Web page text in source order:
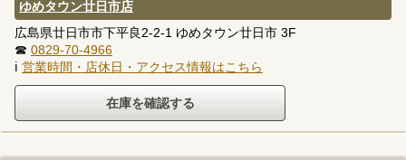
ゆめタウン廿日市店
広島県廿日市市下平良2-2-1 ゆめタウン廿日市 3F
☎ 0829-70-4966
ℹ 営業時間・店休日・アクセス情報はこちら